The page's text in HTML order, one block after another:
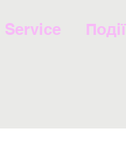
Service Події